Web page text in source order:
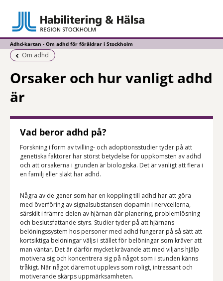
Adhd-kartan - Om adhd för föräldrar i Stockholm
Föregående sida:
Om adhd
Orsaker och hur vanligt adhd
är
Vad beror adhd på?
Forskning i form av tvilling- och adoptionsstudier tyder på att
genetiska faktorer har störst betydelse för uppkomsten av adhd
och att orsakerna i grunden är biologiska. Det är vanligt att flera i
en familj eller släkt har adhd.
Några av de gener som har en koppling till adhd har att göra
med överföring av signalsubstansen dopamin i nervcellerna,
särskilt i främre delen av hjärnan där planering, problemlösning
och beslutsfattande styrs. Studier tyder på att hjärnans
belöningssystem hos personer med adhd fungerar på så sätt att
kortsiktiga belöningar väljs i stället för belöningar som kräver att
man väntar. Det är därför mycket krävande att med viljans hjälp
motivera sig och koncentrera sig på något som i stunden känns
tråkigt. När något däremot upplevs som roligt, intressant och
motiverande skärps uppmärksamheten.